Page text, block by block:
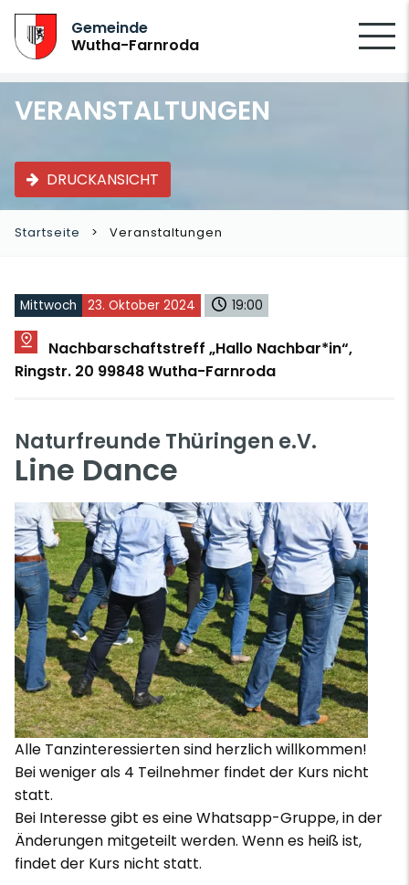
Gemeinde
Wutha-Farnroda
VERANSTALTUNGEN
DRUCKANSICHT
Startseite Veranstaltungen
Mittwoch 23. Oktober 2024 19:00
Nachbarschaftstreff „Hallo Nachbar*in“,
Ringstr. 20 99848 Wutha-Farnroda
Naturfreunde Thüringen e.V.
Line Dance
Alle Tanzinteressierten sind herzlich willkommen!
Bei weniger als 4 Teilnehmer findet der Kurs nicht
statt.
Bei Interesse gibt es eine Whatsapp-Gruppe, in der
Änderungen mitgeteilt werden. Wenn es heiß ist,
findet der Kurs nicht statt.